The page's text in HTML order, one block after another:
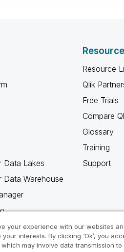
Data Lakes
Data Warehouse
Resource
Qlik
Free Trials
Compare
Glossary
Training
Support
your experience with our websites
interests. By clicking ‘Ok’, you
may involve data transmission to